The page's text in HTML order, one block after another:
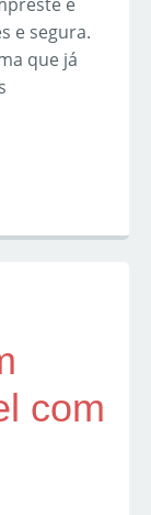
e segura.
que já
com